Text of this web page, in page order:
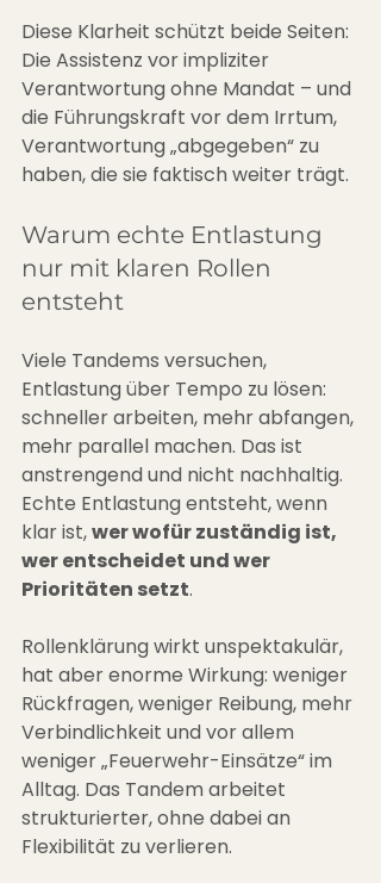
Diese Klarheit schützt beide Seiten:
Die Assistenz vor impliziter
Verantwortung ohne Mandat – und
die Führungskraft vor dem Irrtum,
Verantwortung „abgegeben“ zu
haben, die sie faktisch weiter trägt.
Warum echte Entlastung
nur mit klaren Rollen
entsteht
Viele Tandems versuchen,
Entlastung über Tempo zu lösen:
schneller arbeiten, mehr abfangen,
mehr parallel machen. Das ist
anstrengend und nicht nachhaltig.
Echte Entlastung entsteht, wenn
klar ist, wer wofür zuständig ist,
wer entscheidet und wer
Prioritäten setzt.
Rollenklärung wirkt unspektakulär,
hat aber enorme Wirkung: weniger
Rückfragen, weniger Reibung, mehr
Verbindlichkeit und vor allem
weniger „Feuerwehr-Einsätze“ im
Alltag. Das Tandem arbeitet
strukturierter, ohne dabei an
Flexibilität zu verlieren.